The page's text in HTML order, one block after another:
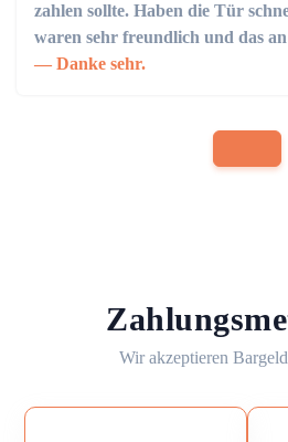
zahlen sollte. Haben die Tür
waren sehr freundlich und das
Danke sehr.
Wir akzeptieren